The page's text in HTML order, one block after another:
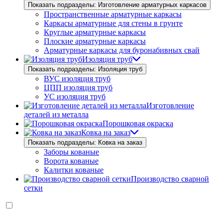
Показать подразделы: Изготовление арматурных каркасов
Пространственные арматурные каркасы
Каркасы арматурные для стены в грунте
Круглые арматурные каркасы
Плоские арматурные каркасы
Арматурные каркасы для буронабивных свай
Изоляция труб
Показать подразделы: Изоляция труб
ВУС изоляция труб
ЦПП изоляция труб
УС изоляция труб
Изготовление
деталей из металла
Порошковая окраска
Ковка на заказ
Показать подразделы: Ковка на заказ
Заборы кованые
Ворота кованые
Калитки кованые
Производство сварной
сетки